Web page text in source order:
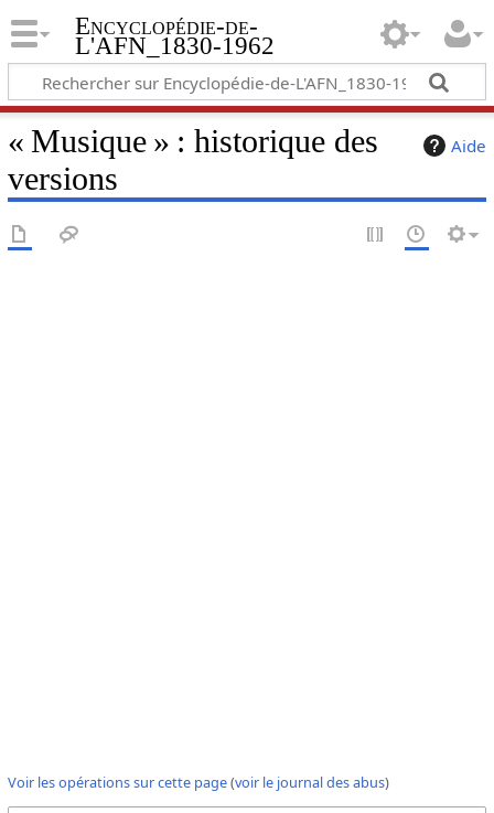
Encyclopédie-de-
L'AFN_1830-1962
Aide
« Musique » : historique des
versions
Voir les opérations sur cette page(voir le journal des abus)